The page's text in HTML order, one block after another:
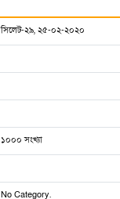
সিলেট-২৯, ২৫-০২-২০২০
১০০০ সংখ্যা
No Category.